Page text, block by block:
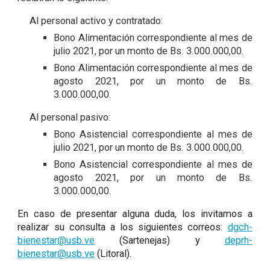
Al personal activo y contratado:
Bono Alimentación correspondiente al mes de
julio 2021, por un monto de Bs. 3.000.000,00.
Bono Alimentación correspondiente al mes de
agosto 2021, por un monto de Bs.
3.000.000,00.
Al personal pasivo:
Bono Asistencial correspondiente al mes de
julio 2021, por un monto de Bs. 3.000.000,00.
Bono Asistencial correspondiente al mes de
agosto 2021, por un monto de Bs.
3.000.000,00.
En caso de presentar alguna duda, los invitamos a
realizar su consulta a los siguientes correos: dgch-
bienestar@usb.ve (Sartenejas) y deprh-
bienestar@usb.ve (Litoral).